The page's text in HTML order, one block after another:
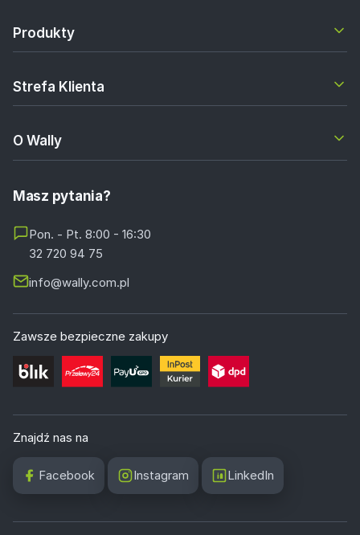
Produkty
Strefa Klienta
O Wally
Masz pytania?
Pon. - Pt. 8:00 - 16:30
32 720 94 75
info@wally.com.pl
Zawsze bezpieczne zakupy
Znajdź nas na
Facebook Instagram LinkedIn